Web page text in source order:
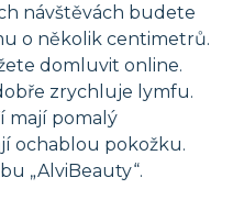
návštěvách budete
o několik centimetrů.
domluvit online.
zrychluje lymfu.
mají pomalý
ochablou pokožku.
„AlviBeauty“.